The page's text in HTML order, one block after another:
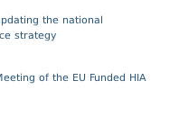
the national
strategy
of the EU Funded HIA